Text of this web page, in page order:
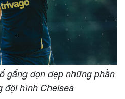
gắng dọn dẹp những phần
đội hình Chelsea